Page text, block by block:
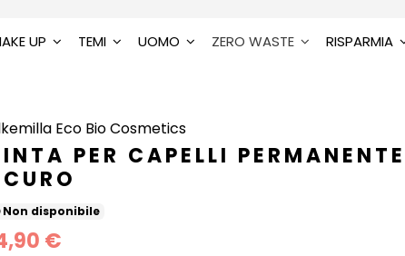
UP TEMI UOMO ZERO WASTE RISPARMIA
Eco Bio Cosmetics
PER CAPELLI
Non disponibile
€